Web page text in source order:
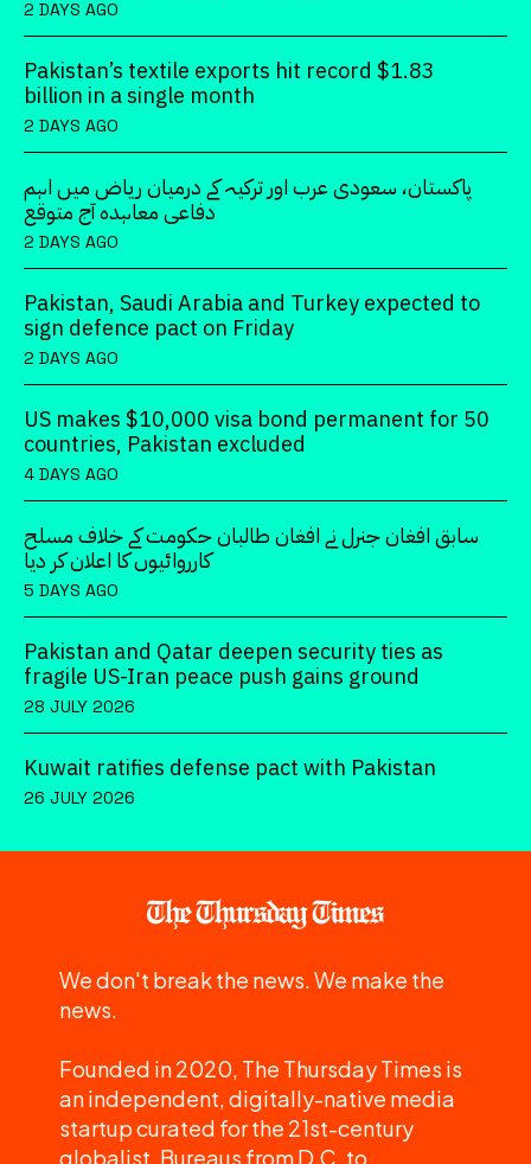
2 DAYS AGO
Pakistan’s textile exports hit record $1.83
billion in a single month
2 DAYS AGO
پاکستان، سعودی عرب اور ترکیہ کے درمیان ریاض میں اہم
دفاعی معاہدہ آج متوقع
2 DAYS AGO
Pakistan, Saudi Arabia and Turkey expected to
sign defence pact on Friday
2 DAYS AGO
US makes $10,000 visa bond permanent for 50
countries, Pakistan excluded
4 DAYS AGO
سابق افغان جنرل نے افغان طالبان حکومت کے خلاف مسلح
کارروائیوں کا اعلان کر دیا
5 DAYS AGO
Pakistan and Qatar deepen security ties as
fragile US-Iran peace push gains ground
28 JULY 2026
Kuwait ratifies defense pact with Pakistan
26 JULY 2026
We don't break the news. We make the
news.
Founded in 2020, The Thursday Times is
an independent, digitally-native media
startup curated for the 21st-century
globalist. Bureaus from D.C. to